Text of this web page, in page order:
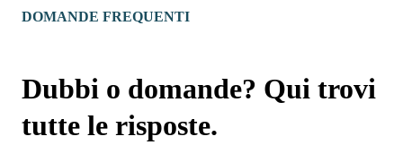
DOMANDE FREQUENTI
Dubbi o domande? Qui trovi
tutte le risposte.